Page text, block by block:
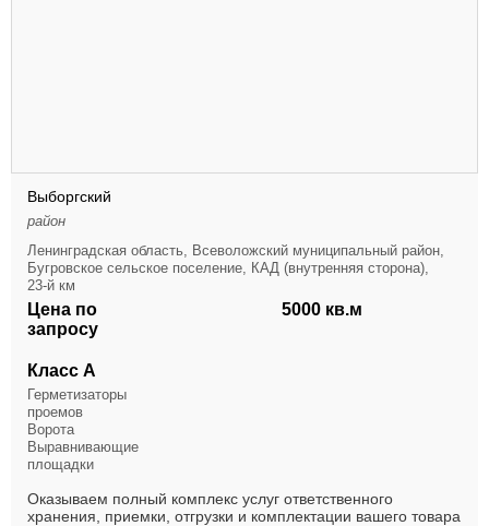
Выборгский
район
Ленинградская область, Всеволожский муниципальный район,
Бугровское сельское поселение, КАД (внутренняя сторона),
23-й км
Цена по
запросу
5000 кв.м
Класс А
Герметизаторы
проемов
Ворота
Выравнивающие
площадки
Оказываем полный комплекс услуг ответственного
хранения, приемки, отгрузки и комплектации вашего товара